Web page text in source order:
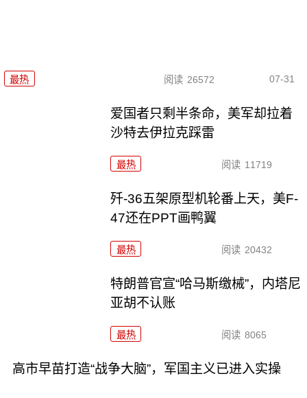
最热 阅读 26572 07-31
爱国者只剩半条命，美军却拉着
沙特去伊拉克踩雷
最热 阅读 11719
歼-36五架原型机轮番上天，美F-
47还在PPT画鸭翼
最热 阅读 20432
特朗普官宣“哈马斯缴械”，内塔尼
亚胡不认账
最热 阅读 8065
高市早苗打造“战争大脑”，军国主义已进入实操